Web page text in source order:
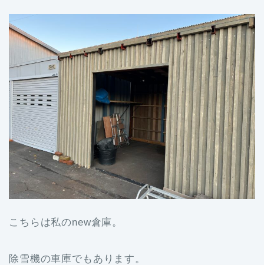
こちらは私のnew倉庫。
除雪機の車庫でもあります。